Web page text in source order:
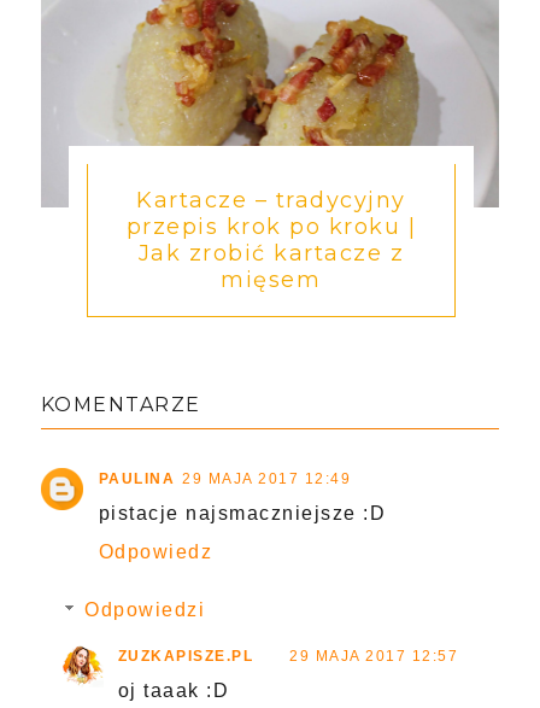
Kartacze – tradycyjny
przepis krok po kroku |
Jak zrobić kartacze z
mięsem
KOMENTARZE
PAULINA 29 MAJA 2017 12:49
pistacje najsmaczniejsze :D
Odpowiedz
Odpowiedzi
ZUZKAPISZE.PL 29 MAJA 2017 12:57
oj taaak :D